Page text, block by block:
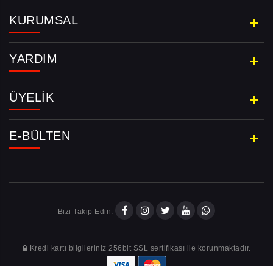
KURUMSAL
YARDIM
ÜYELIK
E-BÜLTEN
Bizi Takip Edin:
Kredi kartı bilgileriniz 256bit SSL sertifikası ile korunmaktadır.